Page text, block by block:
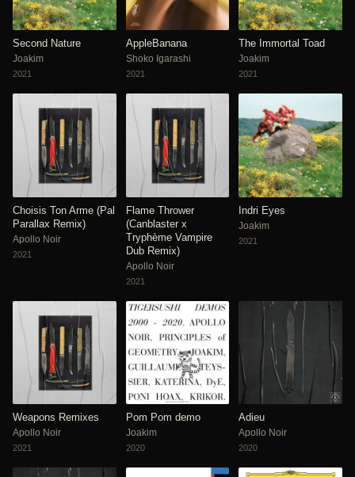
Second Nature
Joakim
2021
AppleBanana
Shoko Igarashi
2021
The Immortal Toad
Joakim
2021
Choisis Ton Arme (Pal
Parallax Remix)
Apollo Noir
2021
Flame Thrower
(Canblaster x
Tryphème Vampire
Dub Remix)
Apollo Noir
2021
Indri Eyes
Joakim
2021
Weapons Remixes
Apollo Noir
2021
Pom Pom demo
Joakim
2020
Adieu
Apollo Noir
2020